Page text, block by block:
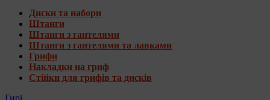
Диски та набори
Штанги
Штанги з гантелями
Штанги з гантелями та лавками
Грифи
Накладки на гриф
Стійки для грифів та дисків
Гирі